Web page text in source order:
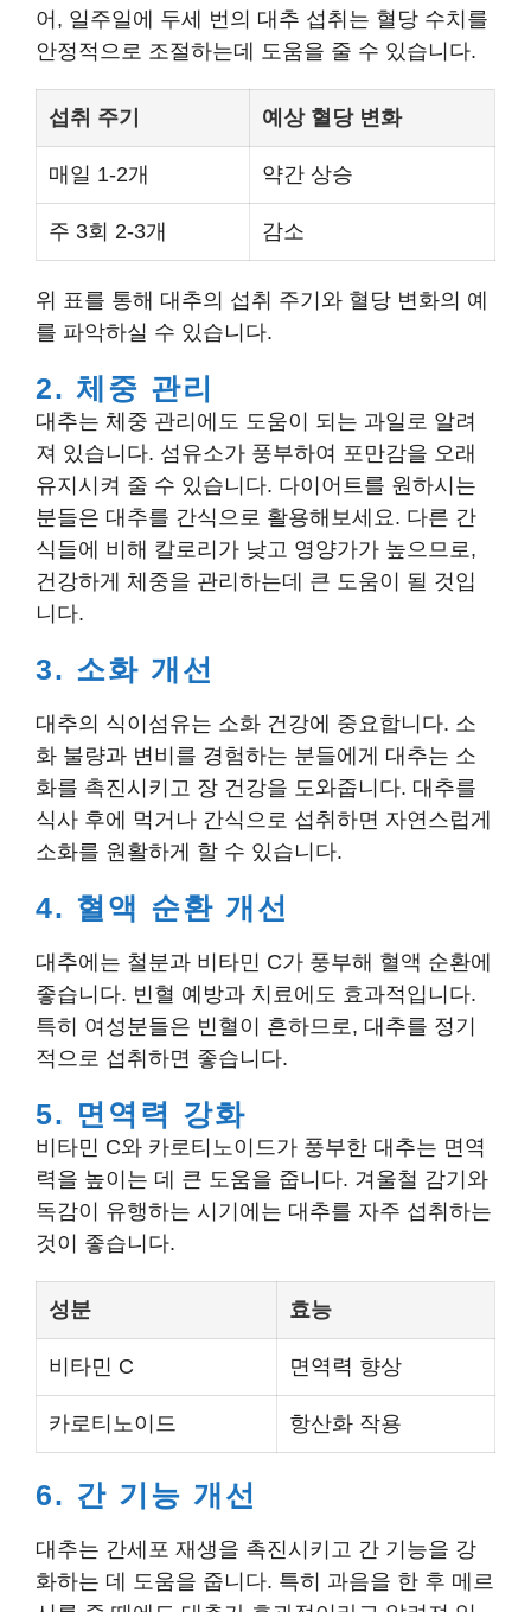
어, 일주일에 두세 번의 대추 섭취는 혈당 수치를
안정적으로 조절하는데 도움을 줄 수 있습니다.
섭취 주기 예상 혈당 변화
매일 1-2개 약간 상승
주 3회 2-3개 감소
위 표를 통해 대추의 섭취 주기와 혈당 변화의 예
를 파악하실 수 있습니다.
2. 체중 관리
대추는 체중 관리에도 도움이 되는 과일로 알려
져 있습니다. 섬유소가 풍부하여 포만감을 오래
유지시켜 줄 수 있습니다. 다이어트를 원하시는
분들은 대추를 간식으로 활용해보세요. 다른 간
식들에 비해 칼로리가 낮고 영양가가 높으므로,
건강하게 체중을 관리하는데 큰 도움이 될 것입
니다.
3. 소화 개선
대추의 식이섬유는 소화 건강에 중요합니다. 소
화 불량과 변비를 경험하는 분들에게 대추는 소
화를 촉진시키고 장 건강을 도와줍니다. 대추를
식사 후에 먹거나 간식으로 섭취하면 자연스럽게
소화를 원활하게 할 수 있습니다.
4. 혈액 순환 개선
대추에는 철분과 비타민 C가 풍부해 혈액 순환에
좋습니다. 빈혈 예방과 치료에도 효과적입니다.
특히 여성분들은 빈혈이 흔하므로, 대추를 정기
적으로 섭취하면 좋습니다.
5. 면역력 강화
비타민 C와 카로티노이드가 풍부한 대추는 면역
력을 높이는 데 큰 도움을 줍니다. 겨울철 감기와
독감이 유행하는 시기에는 대추를 자주 섭취하는
것이 좋습니다.
성분 효능
비타민 C 면역력 향상
카로티노이드 항산화 작용
6. 간 기능 개선
대추는 간세포 재생을 촉진시키고 간 기능을 강
화하는 데 도움을 줍니다. 특히 과음을 한 후 메르